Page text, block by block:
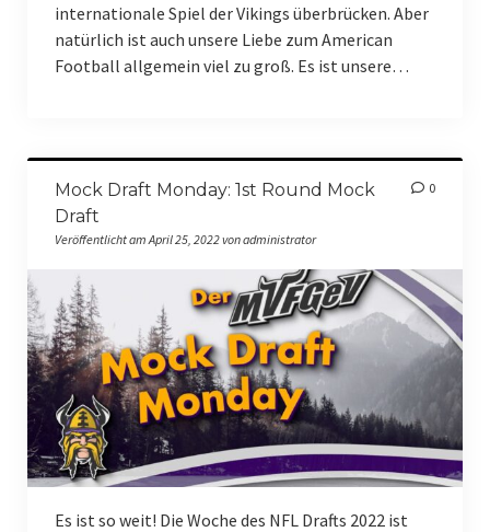
Bier- und Weinwichteln 2024
Fantasy Football Season 2023/2024
Fantasy Football Season 2025/2026
International Games
Dublin Game 2025
London Game 2017
internationale Spiel der Vikings überbrücken. Aber
natürlich ist auch unsere Liebe zum American
Football allgemein viel zu groß. Es ist unsere…
Mock Draft Monday: 1st Round Mock
Draft
Veröffentlicht am April 25, 2022 von administrator
0
Es ist so weit! Die Woche des NFL Drafts 2022 ist